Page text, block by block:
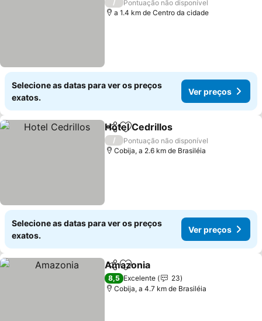
/
Pontuação não disponível
a 1.4 km de Centro da cidade
Selecione as datas para ver os preços
exatos.
Ver preços
PartilharAdicionar aos favoritos
Hotel Cedrillos
/
Pontuação não disponível
Cobija, a 2.6 km de Brasiléia
Selecione as datas para ver os preços
exatos.
Ver preços
PartilharAdicionar aos favoritos
Amazonia
8,5 Excelente
23
Cobija, a 4.7 km de Brasiléia